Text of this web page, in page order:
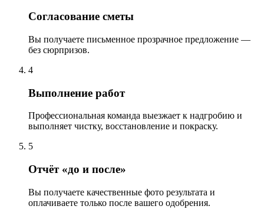
Согласование сметы
Вы получаете письменное прозрачное предложение —
без сюрпризов.
4
Выполнение работ
Профессиональная команда выезжает к надгробию и
выполняет чистку, восстановление и покраску.
5
Отчёт «до и после»
Вы получаете качественные фото результата и
оплачиваете только после вашего одобрения.